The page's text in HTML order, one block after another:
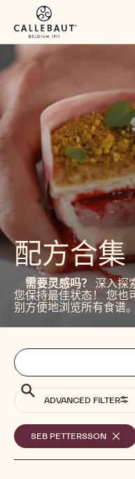
Skip to main
配方合集
需要灵感吗？ 深入探
您保持最佳状态！ 您也
别方便地浏览所有食谱。
Filters
Filters:
search
搜
索
搜
索
ADVANCED FILTER
选
定
SEB PETTERSSON
FILTER